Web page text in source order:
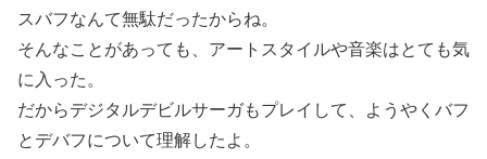
スバフなんて無駄だったからね。
そんなことがあっても、アートスタイルや音楽はとても気
に入った。
だからデジタルデビルサーガもプレイして、ようやくバフ
とデバフについて理解したよ。